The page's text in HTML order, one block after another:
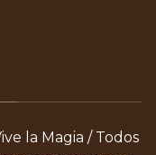
la Magia / Todos